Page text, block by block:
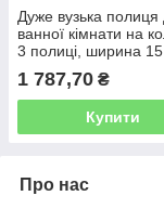
Дуже вузька полиця
ванної кімнати на
3 полиці, ширина
1 787,70 ₴
Купити
Про нас